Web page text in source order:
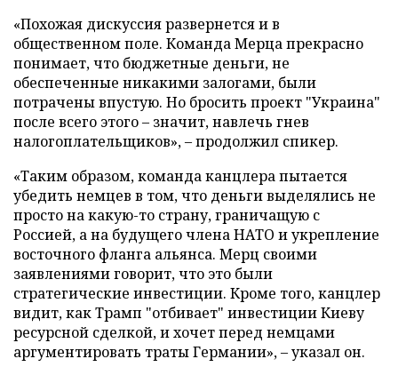
«Похожая дискуссия развернется и в
общественном поле. Команда Мерца прекрасно
понимает, что бюджетные деньги, не
обеспеченные никакими залогами, были
потрачены впустую. Но бросить проект "Украина"
после всего этого – значит, навлечь гнев
налогоплательщиков», – продолжил спикер.
«Таким образом, команда канцлера пытается
убедить немцев в том, что деньги выделялись не
просто на какую-то страну, граничащую с
Россией, а на будущего члена НАТО и укрепление
восточного фланга альянса. Мерц своими
заявлениями говорит, что это были
стратегические инвестиции. Кроме того, канцлер
видит, как Трамп "отбивает" инвестиции Киеву
ресурсной сделкой, и хочет перед немцами
аргументировать траты Германии», – указал он.